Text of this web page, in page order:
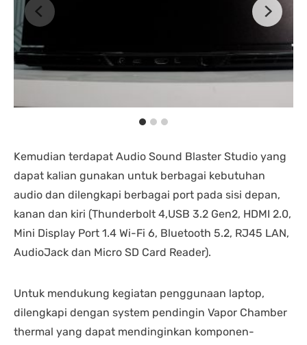
Kemudian terdapat Audio Sound Blaster Studio yang
dapat kalian gunakan untuk berbagai kebutuhan
audio dan dilengkapi berbagai port pada sisi depan,
kanan dan kiri (Thunderbolt 4,USB 3.2 Gen2, HDMI 2.0,
Mini Display Port 1.4 Wi-Fi 6, Bluetooth 5.2, RJ45 LAN,
AudioJack dan Micro SD Card Reader).
Untuk mendukung kegiatan penggunaan laptop,
dilengkapi dengan system pendingin Vapor Chamber
thermal yang dapat mendinginkan komponen-